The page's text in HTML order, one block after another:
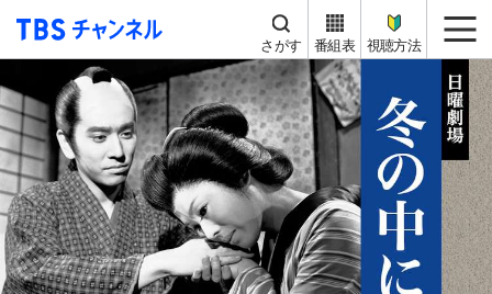
TBS チャンネル
さがす 番組表 視聴方法